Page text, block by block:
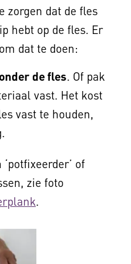
zorgen dat de fles
hebt op de fles. Er
dat te doen:
de fles. Of pak
vast. Het kost
vast te houden,
of
zie foto
.